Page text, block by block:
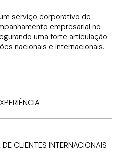
serviço corporativo de
empresarial no
uma forte articulação
nacionais e internacionais.
CLIENTES INTERNACIONAIS